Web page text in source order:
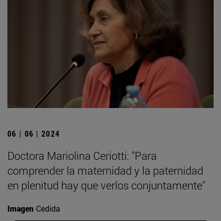
06 | 06 | 2024
Doctora Mariolina Ceriotti: "Para
comprender la maternidad y la paternidad
en plenitud hay que verlos conjuntamente"
Imagen Cedida